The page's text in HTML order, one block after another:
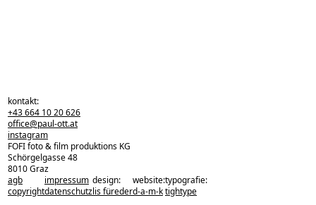
zurück zu den projekten
kontakt:
+43 664 10 20 626
office@paul-ott.at
instagram
FOFI foto & film produktions KG
Schörgelgasse 48
8010 Graz
agb
copyright
impressum
datenschutz
design:
lis füreder
website:
d-a-m-k
typografie:
tightype